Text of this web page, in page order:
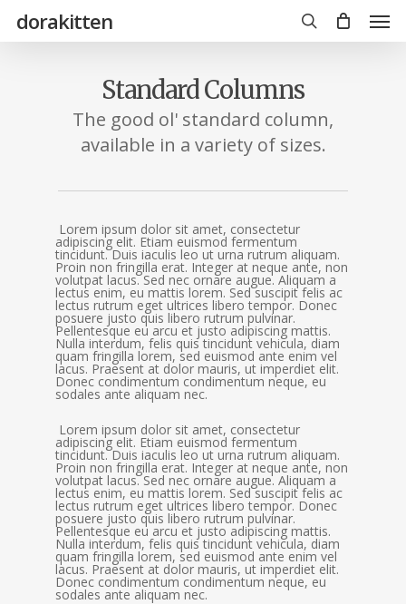
main
content
dorakitten
search
Standard Columns
The good ol' standard column,
available in a variety of sizes.
Lorem ipsum dolor sit amet, consectetur
adipiscing elit. Etiam euismod fermentum
tincidunt. Duis iaculis leo ut urna rutrum aliquam.
Proin non fringilla erat. Integer at neque ante, non
volutpat lacus. Sed nec ornare augue. Aliquam a
lectus enim, eu mattis lorem. Sed suscipit felis ac
lectus rutrum eget ultrices libero tempor. Donec
posuere justo quis libero rutrum pulvinar.
Pellentesque eu arcu et justo adipiscing mattis.
Nulla interdum, felis quis tincidunt vehicula, diam
quam fringilla lorem, sed euismod ante enim vel
lacus. Praesent at dolor mauris, ut imperdiet elit.
Donec condimentum condimentum neque, eu
sodales ante aliquam nec.
Lorem ipsum dolor sit amet, consectetur
adipiscing elit. Etiam euismod fermentum
tincidunt. Duis iaculis leo ut urna rutrum aliquam.
Proin non fringilla erat. Integer at neque ante, non
volutpat lacus. Sed nec ornare augue. Aliquam a
lectus enim, eu mattis lorem. Sed suscipit felis ac
lectus rutrum eget ultrices libero tempor. Donec
posuere justo quis libero rutrum pulvinar.
Pellentesque eu arcu et justo adipiscing mattis.
Nulla interdum, felis quis tincidunt vehicula, diam
quam fringilla lorem, sed euismod ante enim vel
lacus. Praesent at dolor mauris, ut imperdiet elit.
Donec condimentum condimentum neque, eu
sodales ante aliquam nec.